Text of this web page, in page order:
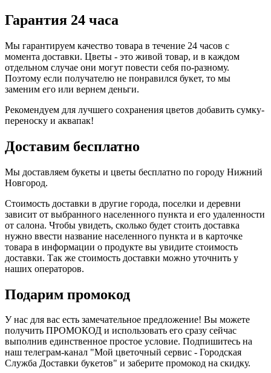
Гарантия 24 часа
Мы гарантируем качество товара в течение 24 часов с
момента доставки. Цветы - это живой товар, и в каждом
отдельном случае они могут повести себя по-разному.
Поэтому если получателю не понравился букет, то мы
заменим его или вернем деньги.
Рекомендуем для лучшего сохранения цветов добавить сумку-
переноску и аквапак!
Доставим бесплатно
Мы доставляем букеты и цветы бесплатно по городу Нижний
Новгород.
Стоимость доставки в другие города, поселки и деревни
зависит от выбранного населенного пункта и его удаленности
от салона. Чтобы увидеть, сколько будет стоить доставка
нужно ввести название населенного пункта и в карточке
товара в информации о продукте вы увидите стоимость
доставки. Так же стоимость доставки можно уточнить у
наших операторов.
Подарим промокод
У нас для вас есть замечательное предложение! Вы можете
получить ПРОМОКОД и использовать его сразу сейчас
выполнив единственное простое условие. Подпишитесь на
наш телеграм-канал "Мой цветочный сервис - Городская
Служба Доставки букетов" и заберите промокод на скидку.